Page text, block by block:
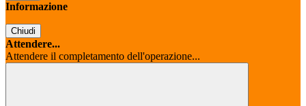
Informazione
Chiudi
Attendere...
Attendere il completamento dell'operazione...